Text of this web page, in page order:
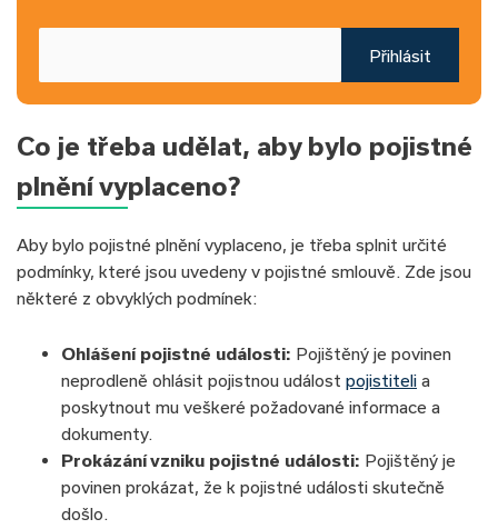
Přihlásit
Co je třeba udělat, aby bylo pojistné
plnění vyplaceno?
Aby bylo pojistné plnění vyplaceno, je třeba splnit určité
podmínky, které jsou uvedeny v pojistné smlouvě. Zde jsou
některé z obvyklých podmínek:
Ohlášení pojistné události: Pojištěný je povinen
neprodleně ohlásit pojistnou událost pojistiteli a
poskytnout mu veškeré požadované informace a
dokumenty.
Prokázání vzniku pojistné události: Pojištěný je
povinen prokázat, že k pojistné události skutečně
došlo.